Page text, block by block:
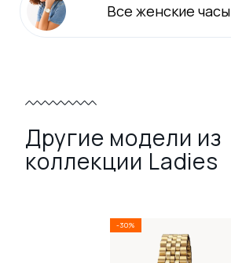
Все женские часы
Другие модели из
коллекции Ladies
-30%